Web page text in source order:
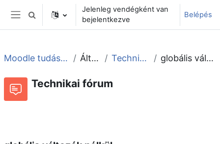
Tovább a fő tartalomhoz
Oldalpanel
Keresési bemeneti adatok váltása
Jelenleg vendégként van
bejelentkezve
Belépés
Moodle tudástár és fórum Általános Technikai fórum globális változók nélkül
Technikai fórum